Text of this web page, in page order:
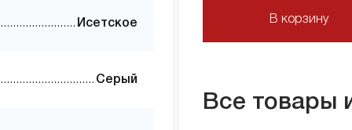
В корзину
Все товары
Исетское
Серый